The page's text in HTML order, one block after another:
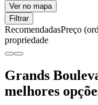
Ver no mapa
Filtrar
RecomendadasPreço
propriedade
Grands
melhores